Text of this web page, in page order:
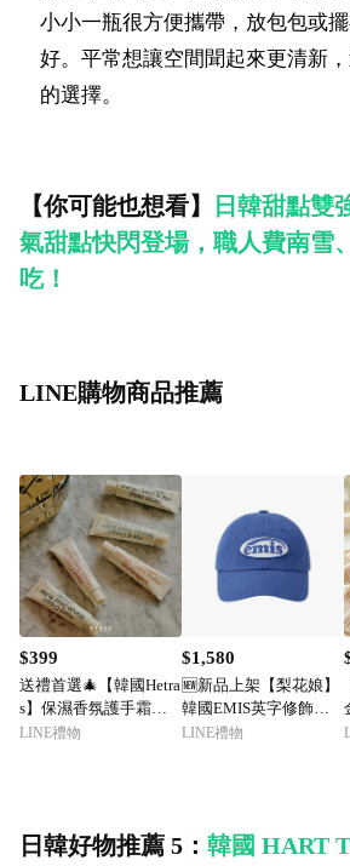
小小一瓶很方便攜帶，放包包或
好。平常想讓空間聞起來更清新
的選擇。
【你可能也想看】
日韓甜點雙
氣甜點快閃登場，職人費南雪
吃！
LINE購物商品推薦
$399
送禮首選🎄【韓國Hetra
s】保濕香氛護手霜｜
🎁收禮人自選香｜生日
LINE禮物
$1,580
🆕新品上架【梨花娘】
韓國EMIS英字修飾臉
型復古橢圓標章棒球帽
LINE禮物
日韓好物推薦 5： 韓國 HART